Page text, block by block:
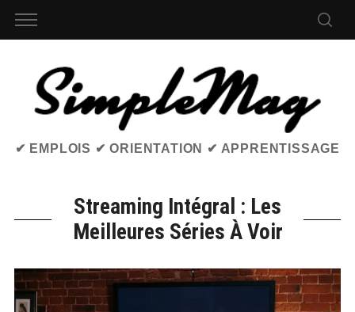
✔ EMPLOIS ✔ ORIENTATION ✔ APPRENTISSAGE
Streaming Intégral : Les
Meilleures Séries À Voir